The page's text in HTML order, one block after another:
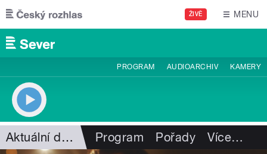
Přejít k hlavnímu obsahu
ŽIVĚ MENU
PROGRAM AUDIOARCHIV KAMERY
Aktuální dění Program Pořady Více…